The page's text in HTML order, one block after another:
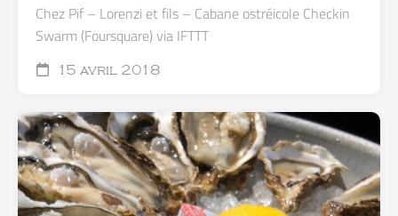
Chez Pif – Lorenzi et fils – Cabane ostréicole Checkin
Swarm (Foursquare) via IFTTT
15 avril 2018